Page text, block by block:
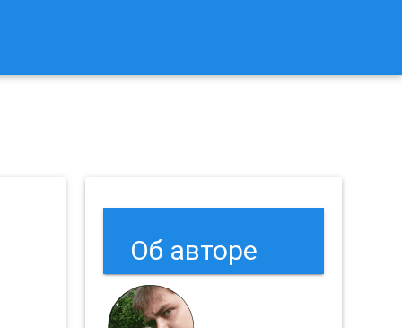
Об авторе